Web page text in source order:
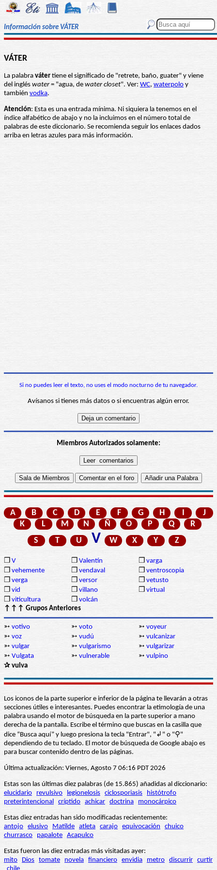
Información sobre VÁTER
VÁTER
La palabra váter tiene el significado de "retrete, baño, guater" y viene
del inglés water= "agua, de water closet". Ver: WC, waterpolo y
también vodka.
Atención: Esta es una entrada mínima. Ni siquiera la tenemos en el
índice alfabético de abajo y no la incluimos en el número total de
palabras de este diccionario. Se recomienda seguir los enlaces dados
arriba en letras azules para más información.
Si no puedes leer el texto, no uses el modo nocturno de tu navegador.
Avísanos si tienes más datos o si encuentras algún error.
Miembros Autorizados solamente:
A B C D E F G H I
J
K
L M N Ñ O P Q
R
S
T U V W X Y Z
❒ V ❒ Valentín ❒ varga
❒ vehemente ❒ vendaval ❒ ventroscopia
❒ verga ❒ versor ❒ vetusto
❒ vid ❒ villano ❒ virtual
❒ viticultura ❒ volcán
↑↑↑ Grupos Anteriores
➳ votivo ➳ voto ➳ voyeur
➳ voz ➳ vudú ➳ vulcanizar
➳ vulgar ➳ vulgarismo ➳ vulgarizar
➳ Vulgata ➳ vulnerable ➳ vulpino
✰ vulva
Los iconos de la parte superior e inferior de la página te llevarán a otras
secciones útiles e interesantes. Puedes encontrar la etimología de una
palabra usando el motor de búsqueda en la parte superior a mano
derecha de la pantalla. Escribe el término que buscas en la casilla que
dice “Busca aquí” y luego presiona la tecla "Entrar", "↲" o "⚲"
dependiendo de tu teclado. El motor de búsqueda de Google abajo es
para buscar contenido dentro de las páginas.
Última actualización: Viernes, Agosto 7 06:16 PDT 2026
Estas son las últimas diez palabras (de 15.865) añadidas al diccionario:
elucidario
revulsivo legionelosis ciclosporiasis
histótrofo
preterintencional críptido achicar doctrina monocárpico
Estas diez entradas han sido modificadas recientemente:
antojo elusivo Matilde atleta carajo equivocación
chuico
churrasco
papalote Acapulco
Estas fueron las diez entradas más visitadas ayer:
mito
Dios tomate novela financiero envidia metro discurrir curtir